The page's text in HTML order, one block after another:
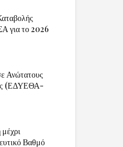
για το 2026
Ανώτατους
(ΕΔΥΕΘΑ-
Βαθμό